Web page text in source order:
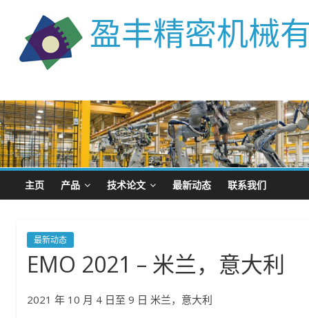
盈丰精密机械
主页 产品 技术论文 最新动态 联系我们
最新动态
EMO 2021 – 米兰，意大利
2021 年 10 月 4 日至 9 日 米兰，意大利